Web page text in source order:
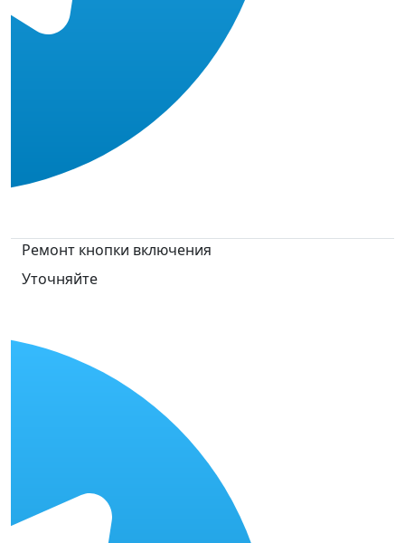
Ремонт кнопки включения
Уточняйте